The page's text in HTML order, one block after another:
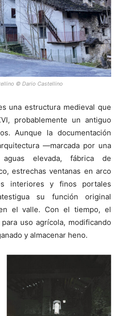
© Dario Castellino
una estructura medieval que
probablemente un antiguo
Aunque la documentación
—marcada por una
elevada, fábrica de
estrechas ventanas en arco
interiores y finos portales
su función original
el valle. Con el tiempo, el
uso agrícola, modificando
y almacenar heno.